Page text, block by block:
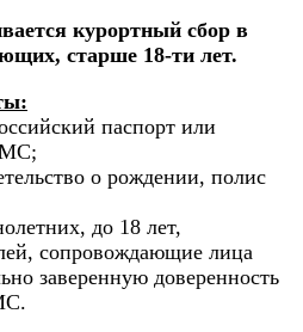
курортный сбор в
старше 18-ти лет.
паспорт или
о рождении, полис
до 18 лет,
сопровождающие лица
заверенную доверенность